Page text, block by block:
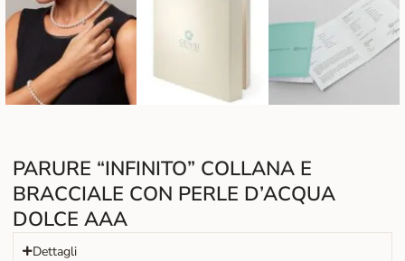
PARURE “INFINITO” COLLANA E
BRACCIALE CON PERLE D’ACQUA
DOLCE AAA
Dettagli